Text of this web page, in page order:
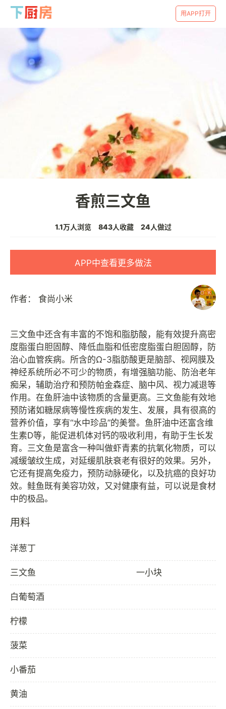
用APP打开
香煎三文鱼
1.1万人浏览 843人收藏 24人做过
APP中查看更多做法
作者： 食尚小米
三文鱼中还含有丰富的不饱和脂肪酸，能有效提升高密
度脂蛋白胆固醇、降低血脂和低密度脂蛋白胆固醇，防
治心血管疾病。所含的Ω-3脂肪酸更是脑部、视网膜及
神经系统所必不可少的物质，有增强脑功能、防治老年
痴呆，辅助治疗和预防帕金森症、脑中风、视力减退等
作用。在鱼肝油中该物质的含量更高。三文鱼能有效地
预防诸如糖尿病等慢性疾病的发生、发展，具有很高的
营养价值，享有“水中珍品”的美誉。鱼肝油中还富含维
生素D等，能促进机体对钙的吸收利用，有助于生长发
育。三文鱼是富含一种叫做虾青素的抗氧化物质，可以
减缓皱纹生成，对延缓肌肤衰老有很好的效果。另外，
它还有提高免疫力，预防动脉硬化，以及抗癌的良好功
效。鲑鱼既有美容功效，又对健康有益，可以说是食材
用料
洋葱丁
三文鱼 一小块
白葡萄酒
柠檬
菠菜
小番茄
黄油